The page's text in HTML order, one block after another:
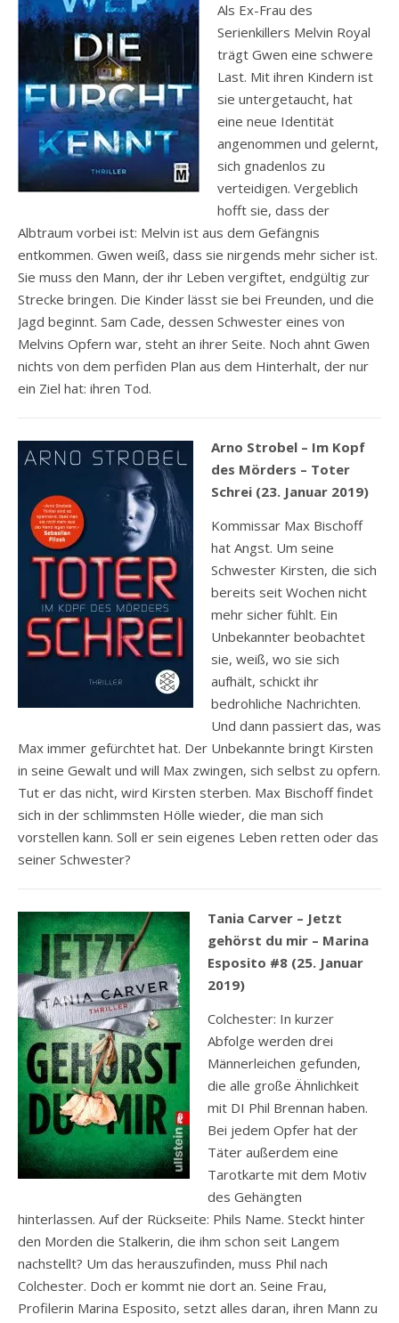
Als Ex-Frau des
Serienkillers Melvin Royal
trägt Gwen eine schwere
Last. Mit ihren Kindern ist
sie untergetaucht, hat
eine neue Identität
angenommen und gelernt,
sich gnadenlos zu
verteidigen. Vergeblich
hofft sie, dass der
Albtraum vorbei ist: Melvin ist aus dem Gefängnis
entkommen. Gwen weiß, dass sie nirgends mehr sicher ist.
Sie muss den Mann, der ihr Leben vergiftet, endgültig zur
Strecke bringen. Die Kinder lässt sie bei Freunden, und die
Jagd beginnt. Sam Cade, dessen Schwester eines von
Melvins Opfern war, steht an ihrer Seite. Noch ahnt Gwen
nichts von dem perfiden Plan aus dem Hinterhalt, der nur
ein Ziel hat: ihren Tod.
Arno Strobel – Im Kopf
des Mörders – Toter
Schrei (23. Januar 2019)
Kommissar Max Bischoff
hat Angst. Um seine
Schwester Kirsten, die sich
bereits seit Wochen nicht
mehr sicher fühlt. Ein
Unbekannter beobachtet
sie, weiß, wo sie sich
aufhält, schickt ihr
bedrohliche Nachrichten.
Und dann passiert das, was
Max immer gefürchtet hat. Der Unbekannte bringt Kirsten
in seine Gewalt und will Max zwingen, sich selbst zu opfern.
Tut er das nicht, wird Kirsten sterben. Max Bischoff findet
sich in der schlimmsten Hölle wieder, die man sich
vorstellen kann. Soll er sein eigenes Leben retten oder das
seiner Schwester?
Tania Carver – Jetzt
gehörst du mir – Marina
Esposito #8 (25. Januar
2019)
Colchester: In kurzer
Abfolge werden drei
Männerleichen gefunden,
die alle große Ähnlichkeit
mit DI Phil Brennan haben.
Bei jedem Opfer hat der
Täter außerdem eine
Tarotkarte mit dem Motiv
des Gehängten
hinterlassen. Auf der Rückseite: Phils Name. Steckt hinter
den Morden die Stalkerin, die ihm schon seit Langem
nachstellt? Um das herauszufinden, muss Phil nach
Colchester. Doch er kommt nie dort an. Seine Frau,
Profilerin Marina Esposito, setzt alles daran, ihren Mann zu